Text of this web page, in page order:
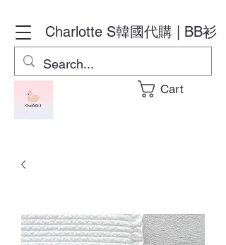
Charlotte S韓國代購 | BB衫
Cart